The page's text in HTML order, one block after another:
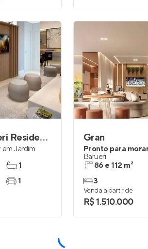
Specialle Barueri Residencial
em Jardim
1
1
Gran
Pronto para
Barueri
86 e 112 m²
3
Venda a partir de
R$ 1.510.000